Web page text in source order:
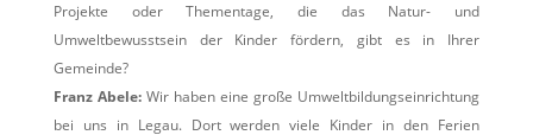
Projekte oder Thementage, die das Natur- und
Umweltbewusstsein der Kinder fördern, gibt es in Ihrer
Gemeinde?
Franz Abele:Wir haben eine große Umweltbildungseinrichtung
bei uns in Legau. Dort werden viele Kinder in den Ferien